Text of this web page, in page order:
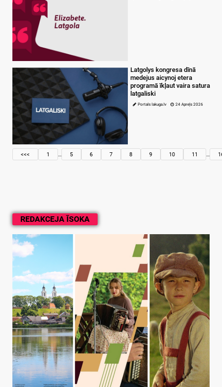
REDAKCEJA ĪSOKA
Latgolys kongresa dīnā
medejus aicynoj etera
programā īkļaut vaira satura
latgaliski
Portals lakuga.lv 24 Apreļs 2026
<<< 1 5 6 7 8 9 10 11